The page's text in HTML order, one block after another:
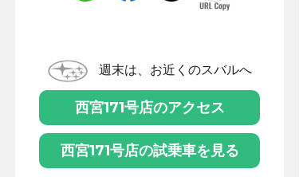
週末は、お近くのスバルへ
西宮171号店のアクセス
西宮171号店の試乗車を見る